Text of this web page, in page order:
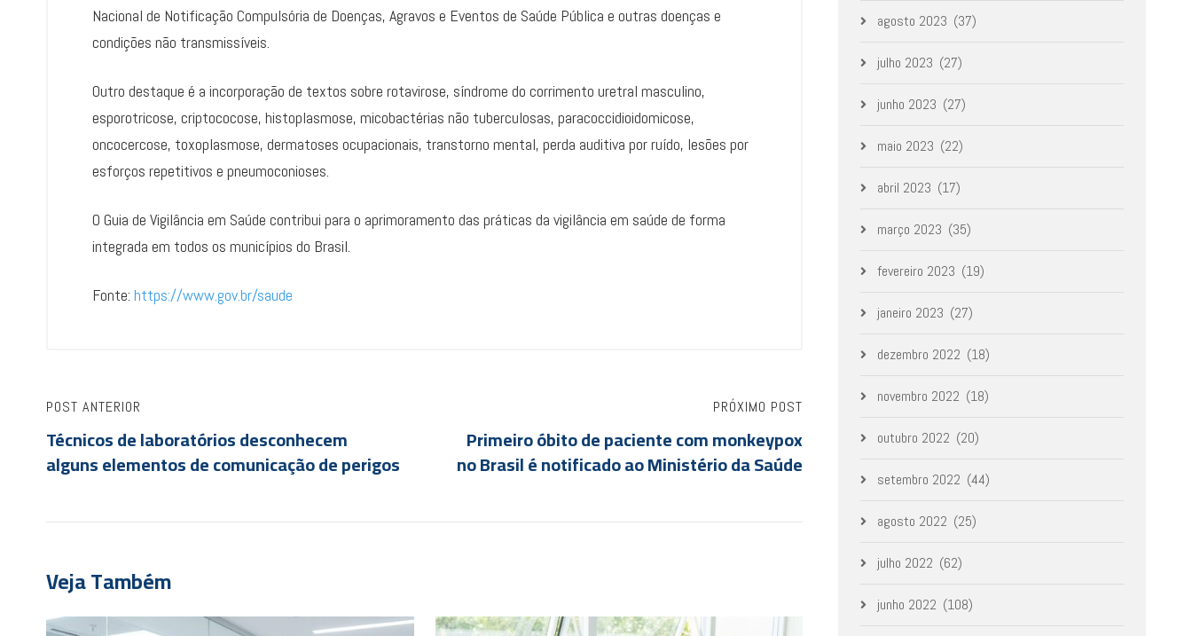
Nacional de Notificação Compulsória de Doenças, Agravos e Eventos de Saúde Pública e outras doenças e
condições não transmissíveis.
Outro destaque é a incorporação de textos sobre rotavirose, síndrome do corrimento uretral masculino,
esporotricose, criptococose, histoplasmose, micobactérias não tuberculosas, paracoccidioidomicose,
oncocercose, toxoplasmose, dermatoses ocupacionais, transtorno mental, perda auditiva por ruído, lesões por
esforços repetitivos e pneumoconioses.
O Guia de Vigilância em Saúde contribui para o aprimoramento das práticas da vigilância em saúde de forma
integrada em todos os municípios do Brasil.
Fonte: https://www.gov.br/saude
POST ANTERIOR
Técnicos de laboratórios desconhecem
alguns elementos de comunicação de perigos
PRÓXIMO POST
Primeiro óbito de paciente com monkeypox
no Brasil é notificado ao Ministério da Saúde
Veja Também
agosto 2023 (37)
julho 2023 (27)
junho 2023 (27)
maio 2023 (22)
abril 2023 (17)
março 2023 (35)
fevereiro 2023 (19)
janeiro 2023 (27)
dezembro 2022 (18)
novembro 2022 (18)
outubro 2022 (20)
setembro 2022 (44)
agosto 2022 (25)
julho 2022 (62)
junho 2022 (108)